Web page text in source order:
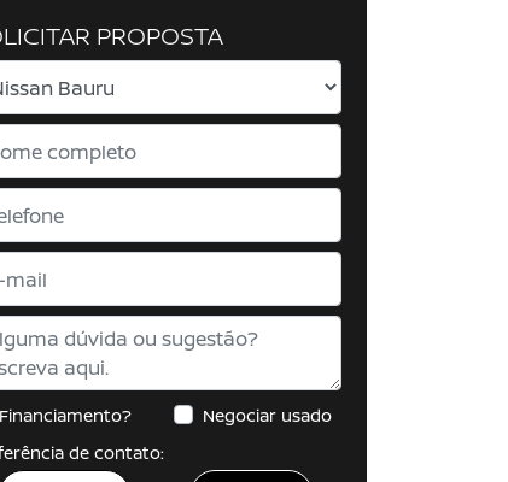
PROPOSTA
Financiamento?
Negociar usado
de contato: